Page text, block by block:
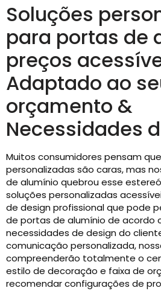
Soluções
para portas de
preços
Adaptado ao
orçamento &
Necessidades
Muitos consumidores pensam
personalizadas são caras, mas
de alumínio quebrou esse
soluções personalizadas
de design profissional que pode
de portas de alumínio de acordo
necessidades de design do
comunicação personalizada,
compreenderão totalmente o
estilo de decoração e faixa de
recomendar configurações de